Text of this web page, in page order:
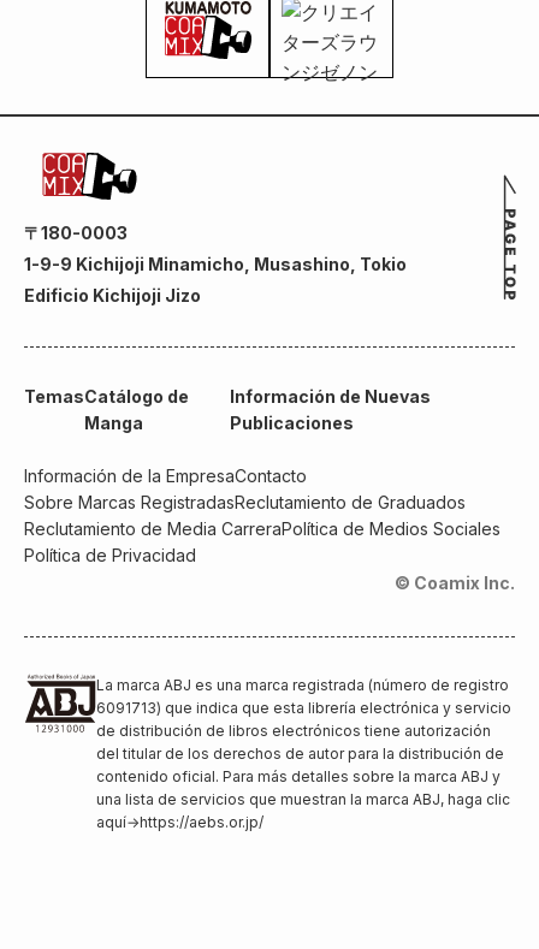
〒180-0003
1-9-9 Kichijoji Minamicho, Musashino, Tokio
Edificio Kichijoji Jizo
TemasCatálogo de
Manga
Información de Nuevas
Publicaciones
Información de la EmpresaContacto
Sobre Marcas RegistradasReclutamiento de Graduados
Reclutamiento de Media CarreraPolítica de Medios Sociales
Política de Privacidad
© Coamix Inc.
La marca ABJ es una marca registrada (número de registro
6091713) que indica que esta librería electrónica y servicio
de distribución de libros electrónicos tiene autorización
del titular de los derechos de autor para la distribución de
contenido oficial. Para más detalles sobre la marca ABJ y
una lista de servicios que muestran la marca ABJ, haga clic
aquí→https://aebs.or.jp/